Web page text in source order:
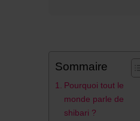
Sommaire
Pourquoi tout le
monde parle de
shibari ?